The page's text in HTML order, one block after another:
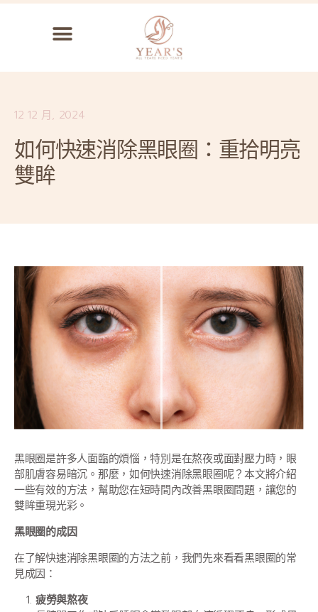
12 12 月, 2024
如何快速消除黑眼圈：重拾明亮
雙眸
黑眼圈是許多人面臨的煩惱，特別是在熬夜或面對壓力時，眼
部肌膚容易暗沉。那麼，如何快速消除黑眼圈呢？本文將介紹
一些有效的方法，幫助您在短時間內改善黑眼圈問題，讓您的
雙眸重現光彩。
黑眼圈的成因
在了解快速消除黑眼圈的方法之前，我們先來看看黑眼圈的常
見成因：
疲勞與熬夜